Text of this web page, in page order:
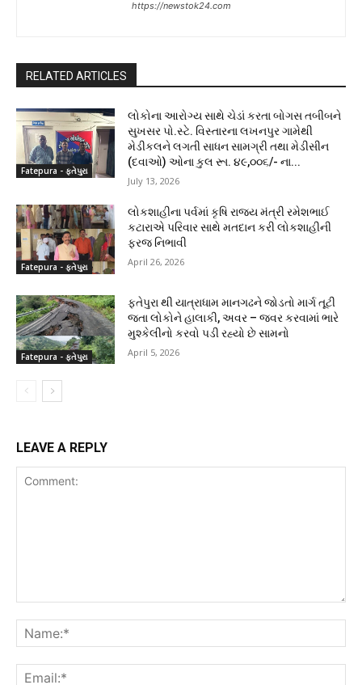
https://newstok24.com
RELATED ARTICLES
Fatepura - ફતેપુરા
લોકોના આરોગ્ય સાથે ચેડાં કરતા બોગસ તબીબને
સુખસર પો.સ્ટે. વિસ્તારના લખનપુર ગામેથી
મેડીકલને લગતી સાધન સામગ્રી તથા મેડીસીન
(દવાઓ) ઓના કુલ રૂા. ૪૯,૦૦૬/- ના...
July 13, 2026
Fatepura - ફતેપુરા
લોકશાહીના પર્વમાં કૃષિ રાજ્ય મંત્રી રમેશભાઈ
કટારાએ પરિવાર સાથે મતદાન કરી લોકશાહીની
ફરજ નિભાવી
April 26, 2026
Fatepura - ફતેપુરા
ફતેપુરા થી યાત્રાધામ માનગઢને જોડતો માર્ગ તૂટી
જતા લોકોને હાલાકી, અવર – જવર કરવામાં ભારે
મુશ્કેલીનો કરવો પડી રહ્યો છે સામનો
April 5, 2026
LEAVE A REPLY